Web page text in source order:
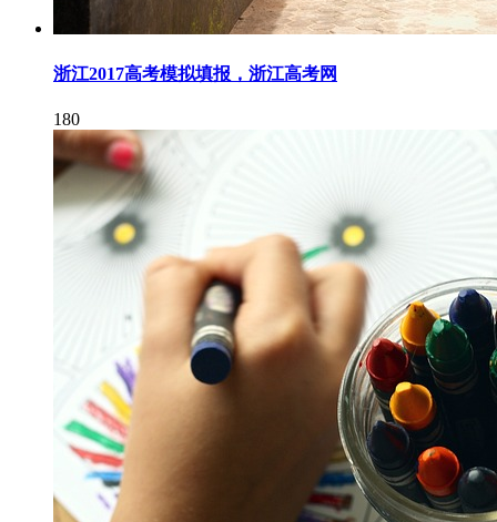
浙江2017高考模拟填报，浙江高考网
180